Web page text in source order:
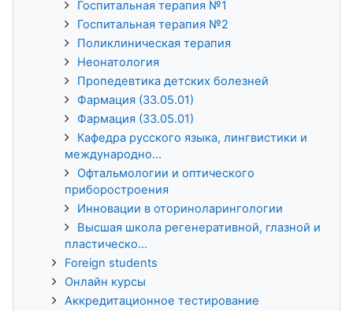
Госпитальная терапия №1
Госпитальная терапия №2
Поликлиническая терапия
Неонатология
Пропедевтика детских болезней
Фармация (33.05.01)
Фармация (33.05.01)
Кафедра русского языка, лингвистики и
международно...
Офтальмологии и оптического
приборостроения
Инновации в оториноларингологии
Высшая школа регенеративной, глазной и
пластическо...
Foreign students
Онлайн курсы
Аккредитационное тестирование